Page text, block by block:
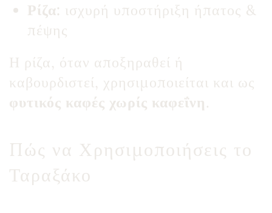
Ρίζα: ισχυρή υποστήριξη ήπατος &
πέψης
Η ρίζα, όταν αποξηραθεί ή
καβουρδιστεί, χρησιμοποιείται και ως
φυτικός καφές χωρίς καφεΐνη.
Πώς να Χρησιμοποιήσεις το
Ταραξάκο